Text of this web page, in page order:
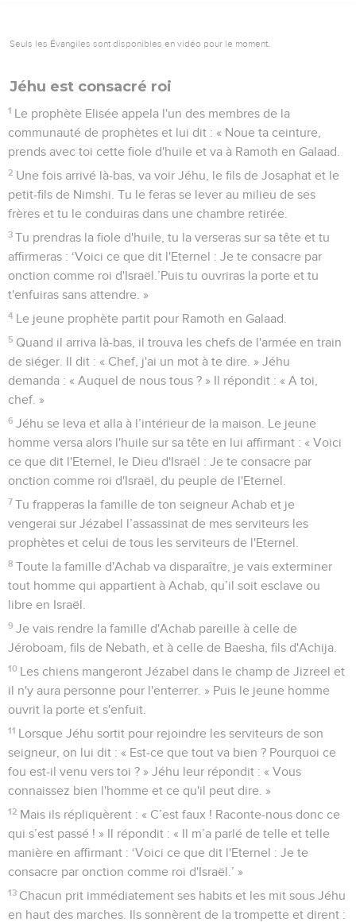
Seuls les Évangiles sont disponibles en vidéo pour le moment.
Jéhu est consacré roi
1 Le prophète Elisée appela l'un des membres de la
communauté de prophètes et lui dit : « Noue ta ceinture,
prends avec toi cette fiole d'huile et va à Ramoth en Galaad.
2 Une fois arrivé là-bas, va voir Jéhu, le fils de Josaphat et le
petit-fils de Nimshi. Tu le feras se lever au milieu de ses
frères et tu le conduiras dans une chambre retirée.
3 Tu prendras la fiole d'huile, tu la verseras sur sa tête et tu
affirmeras : ‘Voici ce que dit l'Eternel : Je te consacre par
onction comme roi d'Israël.’Puis tu ouvriras la porte et tu
t'enfuiras sans attendre. »
4 Le jeune prophète partit pour Ramoth en Galaad.
5 Quand il arriva là-bas, il trouva les chefs de l'armée en train
de siéger. Il dit : « Chef, j'ai un mot à te dire. » Jéhu
demanda : « Auquel de nous tous ? » Il répondit : « A toi,
chef. »
6 Jéhu se leva et alla à l’intérieur de la maison. Le jeune
homme versa alors l'huile sur sa tête en lui affirmant : « Voici
ce que dit l'Eternel, le Dieu d'Israël : Je te consacre par
onction comme roi d'Israël, du peuple de l'Eternel.
7 Tu frapperas la famille de ton seigneur Achab et je
vengerai sur Jézabel l’assassinat de mes serviteurs les
prophètes et celui de tous les serviteurs de l'Eternel.
8 Toute la famille d'Achab va disparaître, je vais exterminer
tout homme qui appartient à Achab, qu’il soit esclave ou
libre en Israël.
9 Je vais rendre la famille d'Achab pareille à celle de
Jéroboam, fils de Nebath, et à celle de Baesha, fils d'Achija.
10 Les chiens mangeront Jézabel dans le champ de Jizreel et
il n'y aura personne pour l'enterrer. » Puis le jeune homme
ouvrit la porte et s'enfuit.
11 Lorsque Jéhu sortit pour rejoindre les serviteurs de son
seigneur, on lui dit : « Est-ce que tout va bien ? Pourquoi ce
fou est-il venu vers toi ? » Jéhu leur répondit : « Vous
connaissez bien l'homme et ce qu'il peut dire. »
12 Mais ils répliquèrent : « C’est faux ! Raconte-nous donc ce
qui s’est passé ! » Il répondit : « Il m’a parlé de telle et telle
manière en affirmant : ‘Voici ce que dit l'Eternel : Je te
consacre par onction comme roi d'Israël.’ »
13 Chacun prit immédiatement ses habits et les mit sous Jéhu
en haut des marches. Ils sonnèrent de la trompette et dirent :